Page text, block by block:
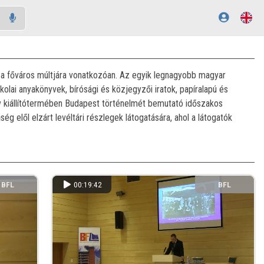
múltjára vonatkozóan. Az egyik legnagyobb magyar
anyakönyvek, bírósági és közjegyzői iratok, papíralapú és
Budapest történelmét bemutató időszakos
elől elzárt levéltári részlegek látogatására, ahol a látogatók
BFL 00:19:42 BFL